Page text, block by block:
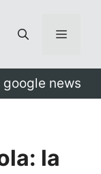
Menu
news
la